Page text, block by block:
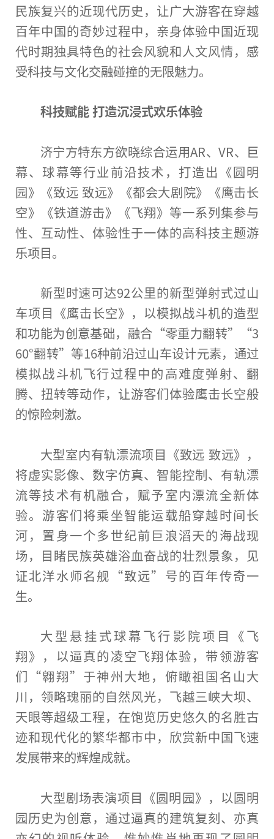
民族复兴的近现代历史，让广大游客在穿越
百年中国的奇妙过程中，亲身体验中国近现
代时期独具特色的社会风貌和人文风情，感
受科技与文化交融碰撞的无限魅力。
科技赋能 打造沉浸式欢乐体验
济宁方特东方欲晓综合运用AR、VR、巨
幕、球幕等行业前沿技术，打造出《圆明
园》《致远 致远》《都会大剧院》《鹰击长
空》《铁道游击》《飞翔》等一系列集参与
性、互动性、体验性于一体的高科技主题游
乐项目。
新型时速可达92公里的新型弹射式过山
车项目《鹰击长空》，以模拟战斗机的造型
和功能为创意基础，融合“零重力翻转”“3
60°翻转”等16种前沿过山车设计元素，通过
模拟战斗机飞行过程中的高难度弹射、翻
腾、扭转等动作，让游客们体验鹰击长空般
的惊险刺激。
大型室内有轨漂流项目《致远 致远》，
将虚实影像、数字仿真、智能控制、有轨漂
流等技术有机融合，赋予室内漂流全新体
验。游客们将乘坐智能运载船穿越时间长
河，置身一个多世纪前巨浪滔天的海战现
场，目睹民族英雄浴血奋战的壮烈景象，见
证北洋水师名舰“致远”号的百年传奇一
生。
大型悬挂式球幕飞行影院项目《飞
翔》，以逼真的凌空飞翔体验，带领游客
们“翱翔”于神州大地，俯瞰祖国名山大
川，领略瑰丽的自然风光，飞越三峡大坝、
天眼等超级工程，在饱览历史悠久的名胜古
迹和现代化的繁华都市中，欣赏新中国飞速
发展带来的辉煌成就。
大型剧场表演项目《圆明园》，以圆明
园历史为创意，通过逼真的建筑复刻、亦真